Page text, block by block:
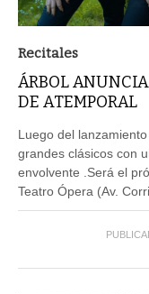
Recitales
ÁRBOL
DE ATEMPORAL
Luego del
grandes clásicos con
envolvente .Será el
Teatro Ópera (Av.